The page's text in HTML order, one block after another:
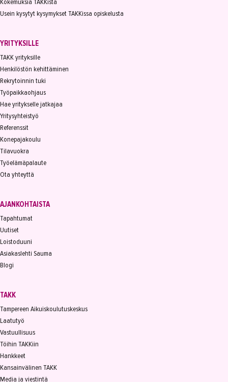
Usein kysytyt kysymykset TAKKissa opiskelusta
YRITYKSILLE
TAKK yrityksille
Henkilöstön kehittäminen
Rekrytoinnin tuki
Työpaikkaohjaus
Hae yritykselle jatkajaa
Yritysyhteistyö
Referenssit
Konepajakoulu
Tilavuokra
Työelämäpalaute
Ota yhteyttä
AJANKOHTAISTA
Tapahtumat
Uutiset
Loistoduuni
Asiakaslehti Sauma
Blogi
TAKK
Tampereen Aikuiskoulutuskeskus
Laatutyö
Vastuullisuus
Töihin TAKKiin
Hankkeet
Kansainvälinen TAKK
Media ja viestintä